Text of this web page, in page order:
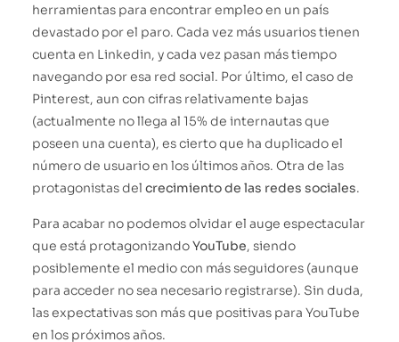
herramientas para encontrar empleo en un país
devastado por el paro. Cada vez más usuarios tienen
cuenta en Linkedin, y cada vez pasan más tiempo
navegando por esa red social. Por último, el caso de
Pinterest, aun con cifras relativamente bajas
(actualmente no llega al 15% de internautas que
poseen una cuenta), es cierto que ha duplicado el
número de usuario en los últimos años. Otra de las
protagonistas del crecimiento de las redes sociales.
Para acabar no podemos olvidar el auge espectacular
que está protagonizandoYouTube, siendo
posiblemente el medio con más seguidores (aunque
para acceder no sea necesario registrarse). Sin duda,
las expectativas son más que positivas para YouTube
en los próximos años.